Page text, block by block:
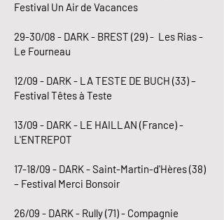
Festival Un Air de Vacances
29-30/08 - DARK - BREST (29) - Les Rias -
Le Fourneau
12/09 - DARK - LA TESTE DE BUCH (33) –
Festival Têtes à Teste
13/09 - DARK - LE HAILLAN (France) -
L'ENTREPOT
17-18/09 - DARK - Saint-Martin-d'Hères (38)
– Festival Merci Bonsoir
26/09 - DARK - Rully (71) - Compagnie